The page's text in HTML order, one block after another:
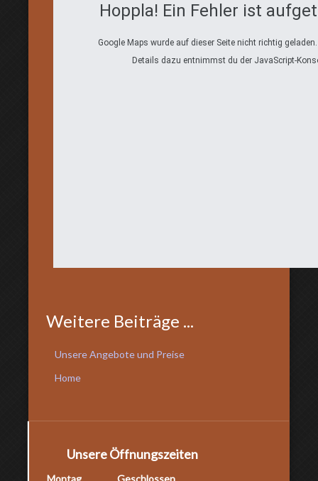
Hoppla! Ein Fehler ist
Google Maps wurde auf dieser Seite nicht richtig
Details dazu entnimmst du der JavaScript-
Weitere Beiträge ...
Unsere Angebote und Preise
Home
Unsere Öffnungszeiten
Montag Geschlossen